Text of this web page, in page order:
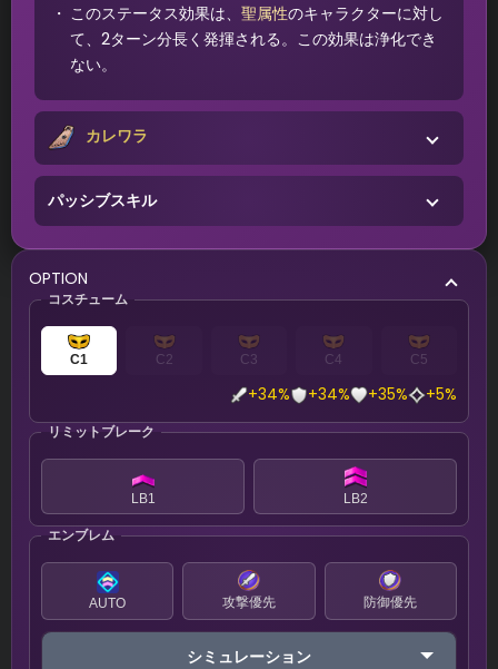
このステータス効果は、聖属性のキャラクターに対し
て、2ターン分長く発揮される。この効果は浄化でき
ない。
カレワラ
パッシブスキル
OPTION
コスチューム
C1 C2 C3 C4 C5
+34% +34% +35% +5%
リミットブレーク
LB1 LB2
エンブレム
AUTO 攻撃優先 防御優先
シミュレーション